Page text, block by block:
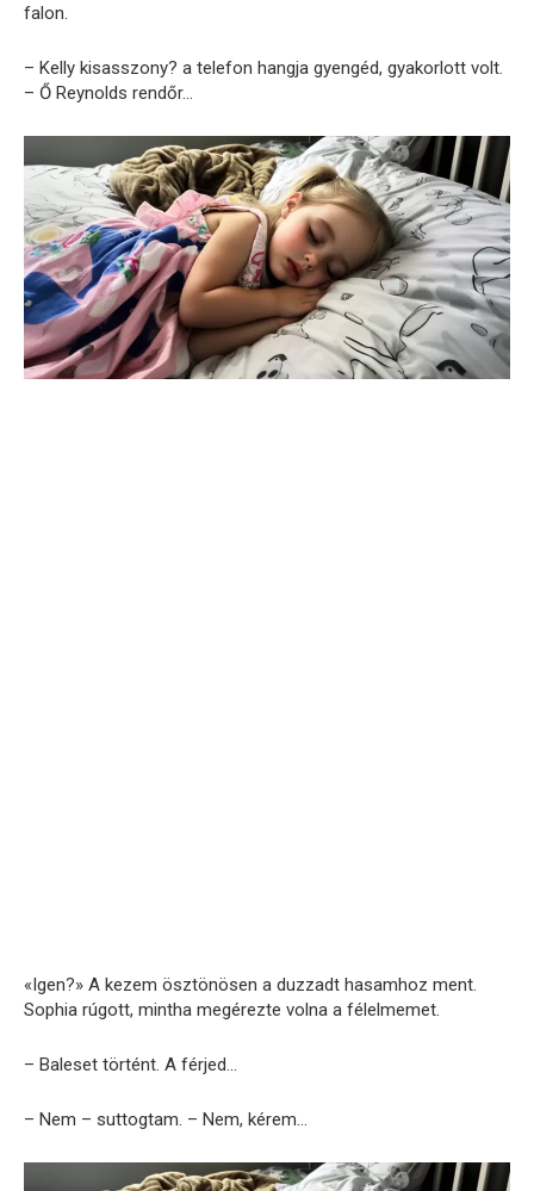
falon.
– Kelly kisasszony? a telefon hangja gyengéd, gyakorlott volt.
– Ő Reynolds rendőr…
«Igen?» A kezem ösztönösen a duzzadt hasamhoz ment.
Sophia rúgott, mintha megérezte volna a félelmemet.
– Baleset történt. A férjed…
– Nem – suttogtam. – Nem, kérem…